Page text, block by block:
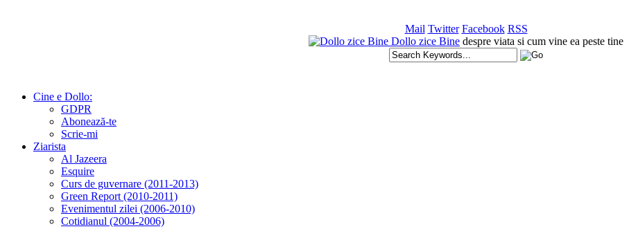
Mail Twitter Facebook RSS
Dollo zice Bine despre viata si cum vine ea peste tine
Cine e Dollo:
GDPR
Abonează-te
Scrie-mi
Ziarista
Al Jazeera
Esquire
Curs de guvernare (2011-2013)
Green Report (2010-2011)
Evenimentul zilei (2006-2010)
Cotidianul (2004-2006)